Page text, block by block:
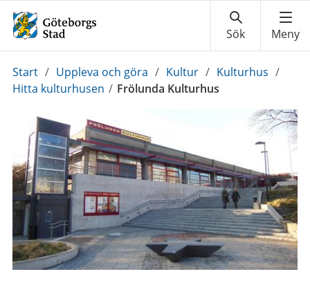
Du
är
Start / Uppleva och göra / Kultur / Kulturhus /
Hitta kulturhusen / Frölunda Kulturhus